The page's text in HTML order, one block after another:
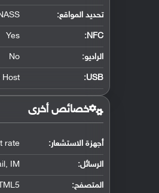
تحديد المواقع:
NFC
:
Yes
الراديو: No
USB
:
Host
خصائص أخرى
أجهزة الاستشعار: rate
الرسائل: IM
المتصفح: